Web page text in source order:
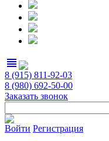
view_headline
8 (915) 811-92-03
8 (980) 692-50-00
Заказать звонок
Войти Регистрация